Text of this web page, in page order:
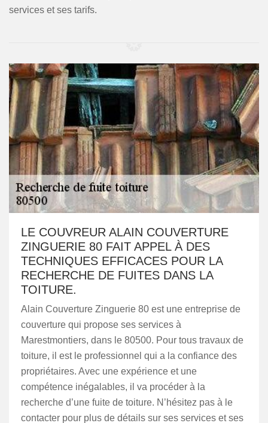
services et ses tarifs.
LE COUVREUR ALAIN COUVERTURE
ZINGUERIE 80 FAIT APPEL À DES
TECHNIQUES EFFICACES POUR LA
RECHERCHE DE FUITES DANS LA
TOITURE.
Alain Couverture Zinguerie 80 est une entreprise de
couverture qui propose ses services à
Marestmontiers, dans le 80500. Pour tous travaux de
toiture, il est le professionnel qui a la confiance des
propriétaires. Avec une expérience et une
compétence inégalables, il va procéder à la
recherche d’une fuite de toiture. N’hésitez pas à le
contacter pour plus de détails sur ses services et ses